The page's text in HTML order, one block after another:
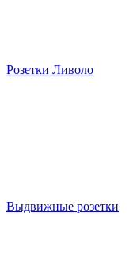
Розетки Ливоло
Выдвижные розетки